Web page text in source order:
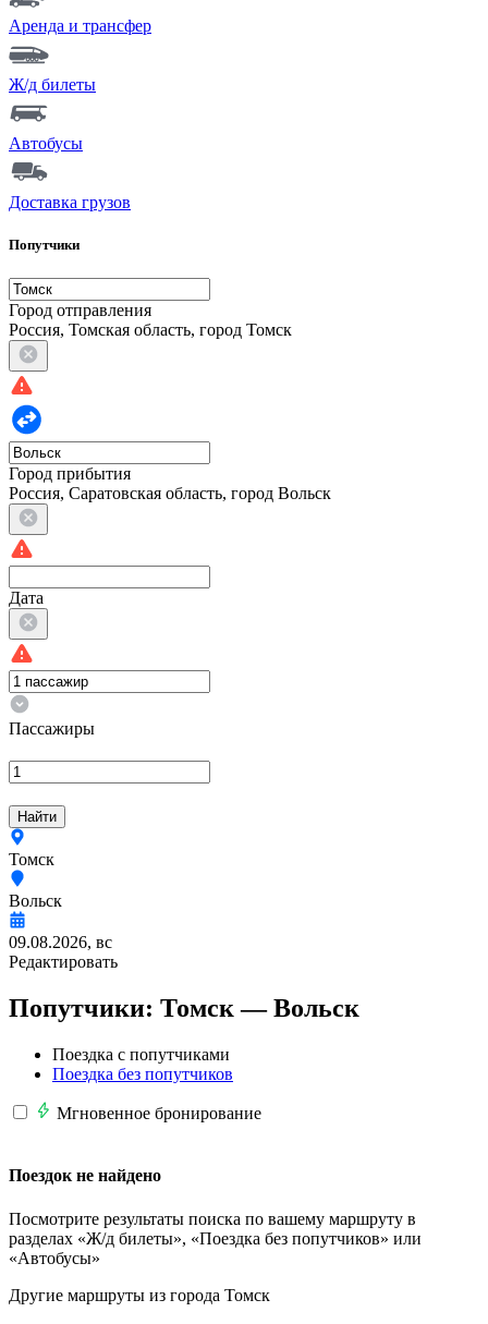
Аренда и трансфер
Ж/д билеты
Автобусы
Доставка грузов
Попутчики
Город отправления
Россия, Томская область, город Томск
Город прибытия
Россия, Саратовская область, город Вольск
Дата
Пассажиры
Найти
Томск
Вольск
09.08.2026, вс
Редактировать
Попутчики: Томск —Вольск
Поездка с попутчиками
Поездка без попутчиков
Мгновенное бронирование
Поездок не найдено
Посмотрите результаты поиска по вашему маршруту в
разделах «Ж/д билеты», «Поездка без попутчиков» или
«Автобусы»
Другие маршруты из города Томск